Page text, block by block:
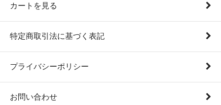
カートを見る
特定商取引法に基づく表記
プライバシーポリシー
お問い合わせ